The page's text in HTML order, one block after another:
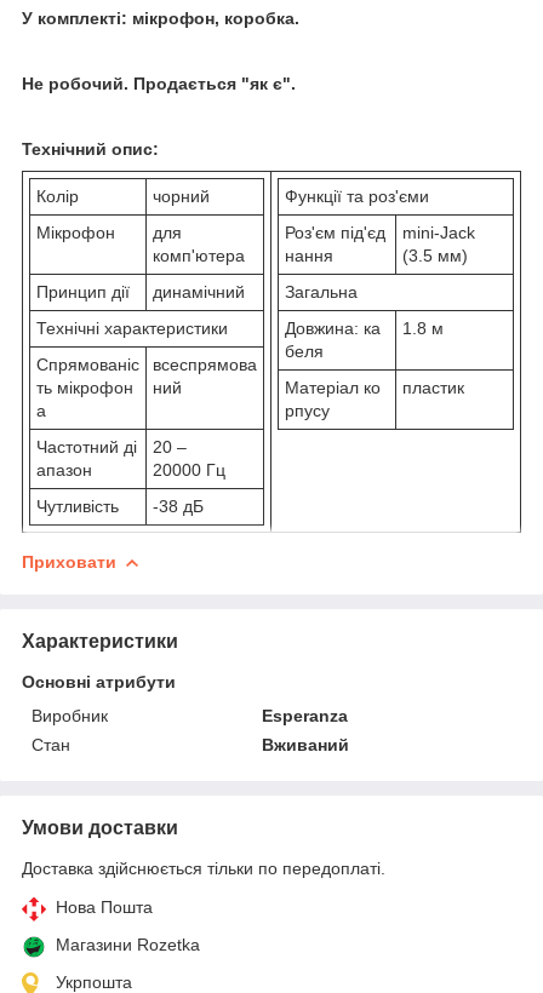
У комплекті: мікрофон, коробка.
Не робочий. Продається "як є".
Технічний опис:
Колір
чорний
Мікрофон
для
комп'ютера
Принцип дії
динамічний
Технічні характеристики
Спрямованіс
ть мікрофон
а
всеспрямова
ний
Частотний ді
апазон
20 –
20000 Гц
Чутливість
-38 дБ
Функції та роз'єми
Роз'єм під'єд
нання
mini-Jack
(3.5 мм)
Загальна
Довжина: ка
беля
1.8 м
Матеріал ко
рпусу
пластик
Приховати
Характеристики
Основні атрибути
Виробник
Esperanza
Стан
Вживаний
Умови доставки
Доставка здійснюється тільки по передоплаті.
Нова Пошта
Магазини Rozetka
Укрпошта